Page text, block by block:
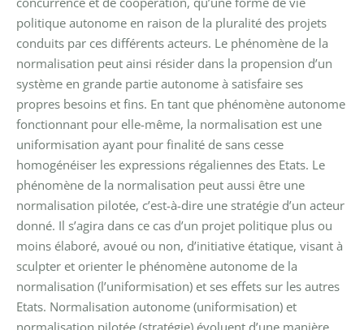
politique autonome en raison de la pluralité des projets
conduits par ces différents acteurs. Le phénomène de la
normalisation peut ainsi résider dans la propension d’un
système en grande partie autonome à satisfaire ses
propres besoins et fins. En tant que phénomène autonome
fonctionnant pour elle-même, la normalisation est une
uniformisation ayant pour finalité de sans cesse
homogénéiser les expressions régaliennes des Etats. Le
phénomène de la normalisation peut aussi être une
normalisation pilotée, c’est-à-dire une stratégie d’un acteur
donné. Il s’agira dans ce cas d’un projet politique plus ou
moins élaboré, avoué ou non, d’initiative étatique, visant à
sculpter et orienter le phénomène autonome de la
normalisation (l’uniformisation) et ses effets sur les autres
Etats. Normalisation autonome (uniformisation) et
normalisation pilotée (stratégie) évoluent d’une manière